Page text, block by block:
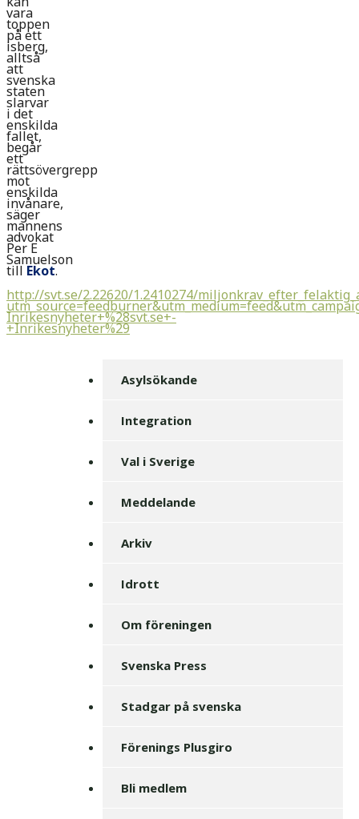
vara
toppen
på ett
isberg,
alltså
att
svenska
staten
slarvar
i det
enskilda
fallet,
begår
ett
rättsövergrepp
mot
enskilda
invånare,
säger
mannens
advokat
Per E
Samuelson
tillEkot.
http://svt.se/2.22620/1.2410274/
Inrikesnyheter+%28svt.se+-
+Inrikesnyheter%29
Asylsökande
Integration
Val i Sverige
Meddelande
Arkiv
Idrott
Om föreningen
Svenska Press
Stadgar på svenska
Förenings Plusgiro
Bli medlem